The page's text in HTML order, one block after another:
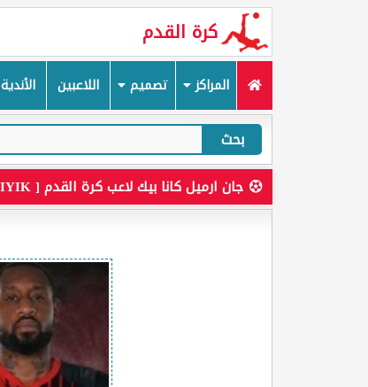
كرة القدم
المراكز تصميم اللاعبين الأندية
بحث
جان ارميل كانا بيك لاعب كرة القدم [ JEAN-ARMEL KANA-BIYIK ]